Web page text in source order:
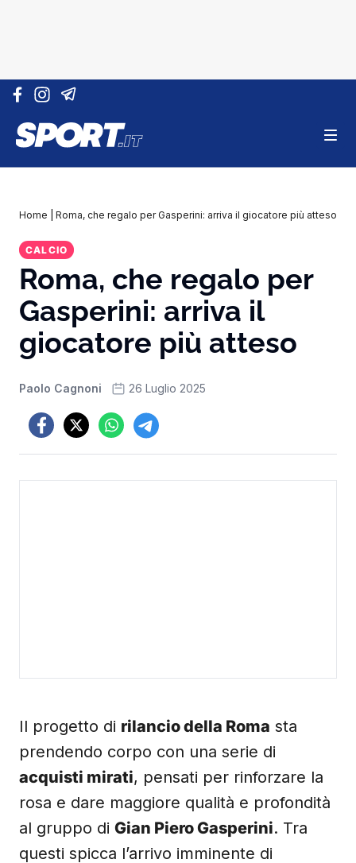
Vai al contenuto
Home Roma, che regalo per Gasperini: arriva il giocatore più atteso
CALCIO
Roma, che regalo per
Gasperini: arriva il
giocatore più atteso
Paolo Cagnoni 26 Luglio 2025
Il progetto di rilancio della Roma sta
prendendo corpo con una serie di
acquisti mirati, pensati per rinforzare la
rosa e dare maggiore qualità e profondità
al gruppo di Gian Piero Gasperini. Tra
questi spicca l’arrivo imminente di